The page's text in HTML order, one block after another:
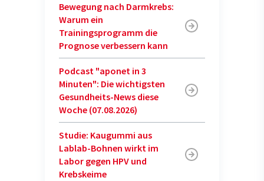
Bewegung nach Darmkrebs:
Warum ein
Trainingsprogramm die
Prognose verbessern kann
Podcast "aponet in 3
Minuten": Die wichtigsten
Gesundheits-News diese
Woche (07.08.2026)
Studie: Kaugummi aus
Lablab-Bohnen wirkt im
Labor gegen HPV und
Krebskeime